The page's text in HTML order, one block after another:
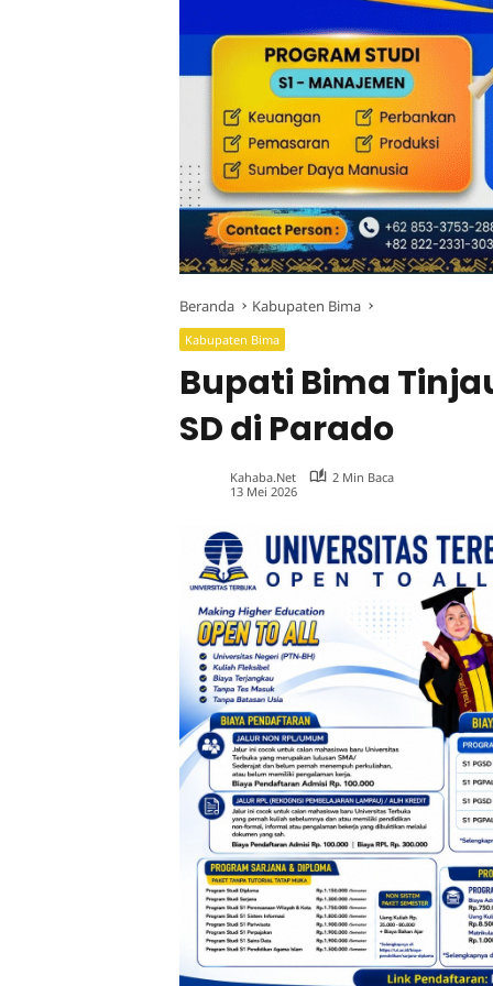
Beranda Kabupaten Bima
Kabupaten Bima
Bupati Bima
SD di Parado
Kahaba.net
2 Min Baca
13 Mei 2026